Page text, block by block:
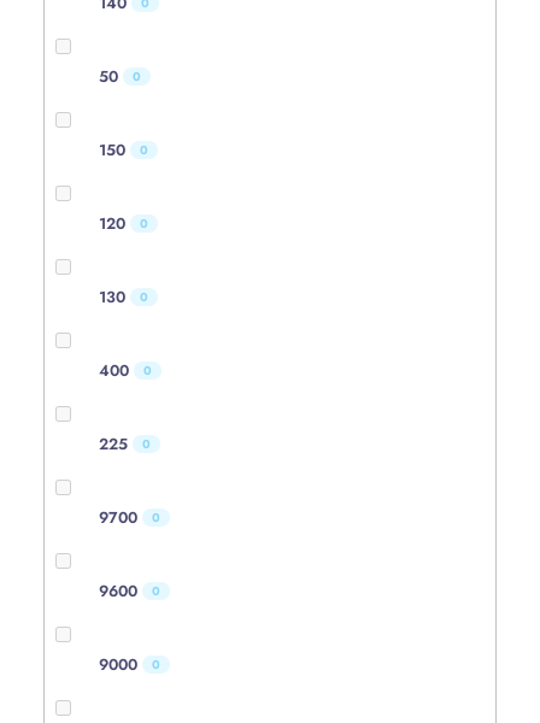
50 0
150 0
120 0
130 0
400 0
225 0
9700 0
9600 0
9000 0